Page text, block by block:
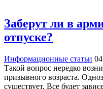
Заберут ли в
отпуске?
Информационные статьи
Такой вопрос нередко
призывного возраста.
существует. Все будет